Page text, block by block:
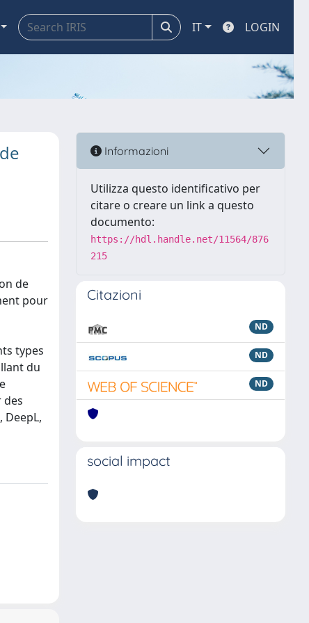
IT LOGIN
de
pour
types
du
des
Informazioni
Utilizza questo identificativo per
citare o creare un link a questo
documento:
https://hdl.handle.net/11564/876
215
Citazioni
ND
ND
ND
social impact